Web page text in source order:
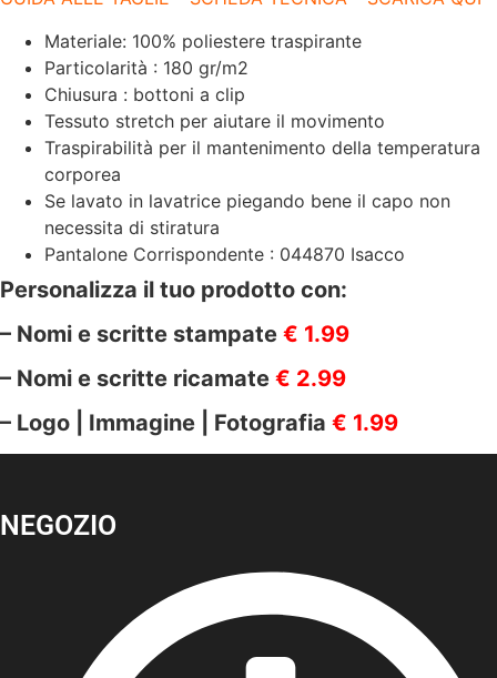
Materiale: 100% poliestere traspirante
Particolarità : 180 gr/m2
Chiusura : bottoni a clip
Tessuto stretch per aiutare il movimento
Traspirabilità per il mantenimento della temperatura
corporea
Se lavato in lavatrice piegando bene il capo non
necessita di stiratura
Pantalone Corrispondente : 044870 Isacco
Personalizza il tuo prodotto con:
– Nomi e scritte stampate € 1.99
– Nomi e scritte ricamate € 2.99
– Logo | Immagine | Fotografia € 1.99
NEGOZIO